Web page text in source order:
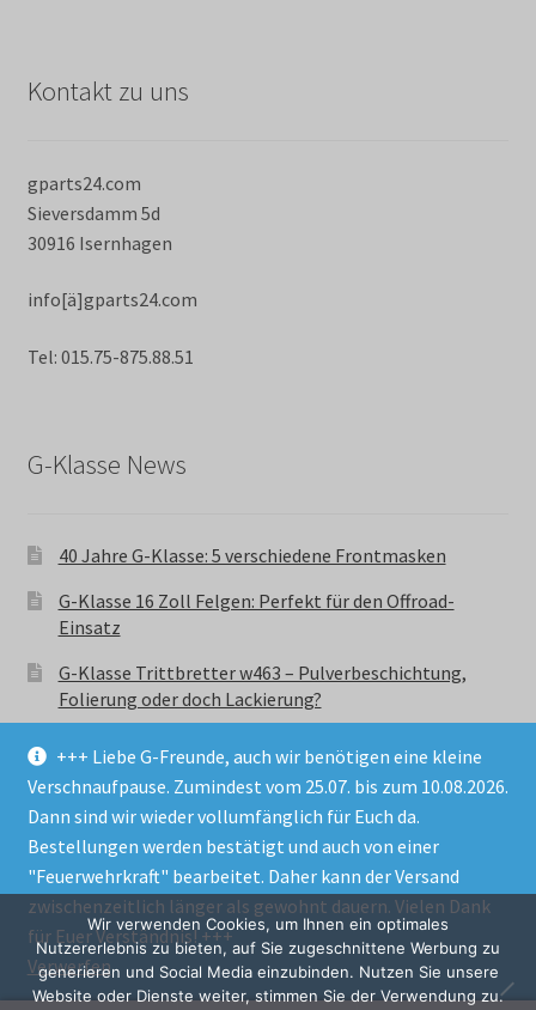
+++ Liebe G-Freunde, auch wir benötigen eine kleine
Verschnaufpause. Zumindest vom 25.07. bis zum 10.08.2026.
Dann sind wir wieder vollumfänglich für Euch da.
Bestellungen werden bestätigt und auch von einer
"Feuerwehrkraft" bearbeitet. Daher kann der Versand
zwischenzeitlich länger als gewohnt dauern. Vielen Dank
für Euer Verständnis! +++
Verwerfen
Kontakt zu uns
gparts24.com
Sieversdamm 5d
30916 Isernhagen
info[ä]gparts24.com
Tel: 015.75-875.88.51
G-Klasse News
40 Jahre G-Klasse: 5 verschiedene Frontmasken
G-Klasse 16 Zoll Felgen: Perfekt für den Offroad-
Einsatz
G-Klasse Trittbretter w463 – Pulverbeschichtung,
Folierung oder doch Lackierung?
© GParts24 - G-Klasse w463 Trittbretter, Felgen,
Ersatzteile & Zubebehör.
Datenschutzerklärung
Alle Preise inkl. der gesetzlichen MwSt.
Wir verwenden Cookies, um Ihnen ein optimales
Nutzererlebnis zu bieten, auf Sie zugeschnittene Werbung zu
generieren und Social Media einzubinden. Nutzen Sie unsere
Website oder Dienste weiter, stimmen Sie der Verwendung zu.